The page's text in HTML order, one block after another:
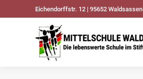
Eichendorffstr. 12 | 95652 Waldsassen